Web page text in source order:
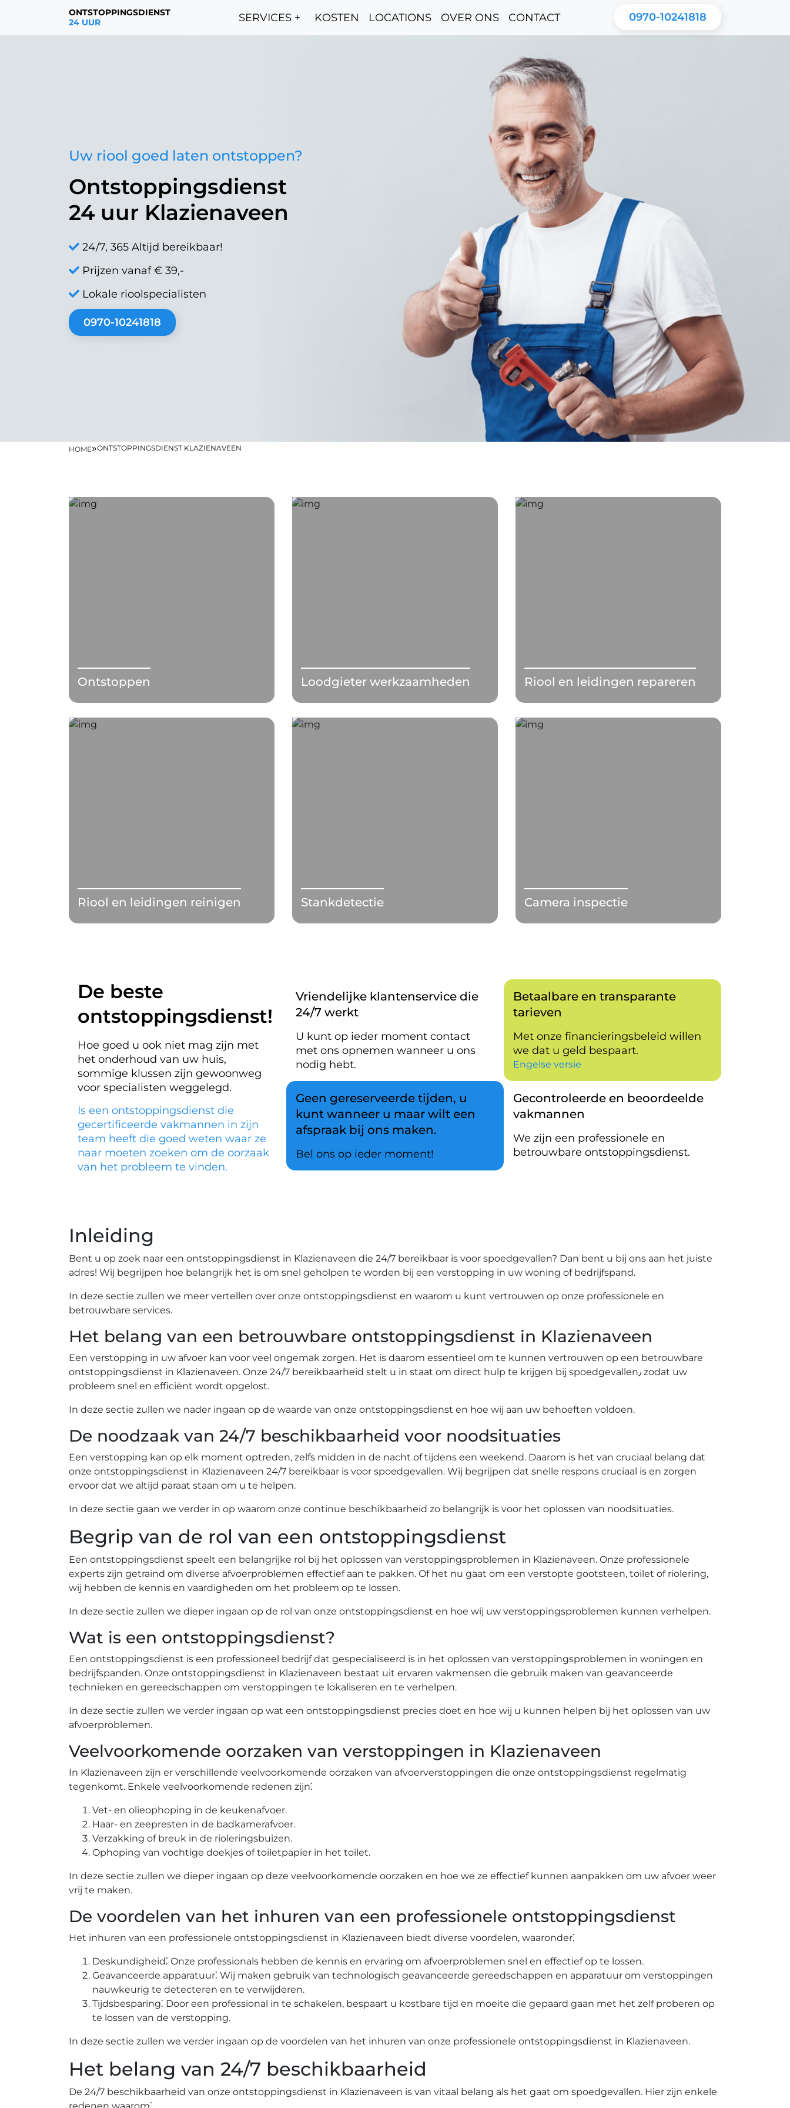
ONTSTOPPINGSDIENST
24 UUR
SERVICES + KOSTEN LOCATIONS OVER ONS CONTACT 0970-10241818
Uw riool goed laten ontstoppen?
Ontstoppingsdienst
24 uur Klazienaveen
24/7, 365 Altijd bereikbaar!
Prijzen vanaf € 39,-
Lokale rioolspecialisten
0970-10241818
HOME»ONTSTOPPINGSDIENST KLAZIENAVEEN
Ontstoppen Loodgieter werkzaamheden Riool en leidingen repareren
Riool en leidingen reinigen Stankdetectie Camera inspectie
De beste
ontstoppingsdienst!
Hoe goed u ook niet mag zijn met
het onderhoud van uw huis,
sommige klussen zijn gewoonweg
voor specialisten weggelegd.
Is een ontstoppingsdienst die
gecertificeerde vakmannen in zijn
team heeft die goed weten waar ze
naar moeten zoeken om de oorzaak
van het probleem te vinden.
Vriendelijke klantenservice die
24/7 werkt
U kunt op ieder moment contact
met ons opnemen wanneer u ons
nodig hebt.
Betaalbare en transparante
tarieven
Met onze financieringsbeleid willen
we dat u geld bespaart.
Engelse versie
Geen gereserveerde tijden, u
kunt wanneer u maar wilt een
afspraak bij ons maken.
Bel ons op ieder moment!
Gecontroleerde en beoordeelde
vakmannen
We zijn een professionele en
betrouwbare ontstoppingsdienst.
Inleiding
Bent u op zoek naar een ontstoppingsdienst in Klazienaveen die 24/7 bereikbaar is voor spoedgevallen?​ Dan bent u bij ons aan het juiste
adres!​ Wij begrijpen hoe belangrijk het is om snel geholpen te worden bij een verstopping in uw woning of bedrijfspand.​
In deze sectie zullen we meer vertellen over onze ontstoppingsdienst en waarom u kunt vertrouwen op onze professionele en
betrouwbare services.​
Het belang van een betrouwbare ontstoppingsdienst in Klazienaveen
Een verstopping in uw afvoer kan voor veel ongemak zorgen.​ Het is daarom essentieel om te kunnen vertrouwen op een betrouwbare
ontstoppingsdienst in Klazienaveen. Onze 24/7 bereikbaarheid stelt u in staat om direct hulp te krijgen bij spoedgevallen٫ zodat uw
probleem snel en efficiënt wordt opgelost.
In deze sectie zullen we nader ingaan op de waarde van onze ontstoppingsdienst en hoe wij aan uw behoeften voldoen.​
De noodzaak van 24/7 beschikbaarheid voor noodsituaties
Een verstopping kan op elk moment optreden, zelfs midden in de nacht of tijdens een weekend. Daarom is het van cruciaal belang dat
onze ontstoppingsdienst in Klazienaveen 24/7 bereikbaar is voor spoedgevallen. Wij begrijpen dat snelle respons cruciaal is en zorgen
ervoor dat we altijd paraat staan om u te helpen.​
In deze sectie gaan we verder in op waarom onze continue beschikbaarheid zo belangrijk is voor het oplossen van noodsituaties.​
Begrip van de rol van een ontstoppingsdienst
Een ontstoppingsdienst speelt een belangrijke rol bij het oplossen van verstoppingsproblemen in Klazienaveen. Onze professionele
experts zijn getraind om diverse afvoerproblemen effectief aan te pakken.​ Of het nu gaat om een verstopte gootsteen, toilet of riolering,
wij hebben de kennis en vaardigheden om het probleem op te lossen.​
In deze sectie zullen we dieper ingaan op de rol van onze ontstoppingsdienst en hoe wij uw verstoppingsproblemen kunnen verhelpen.​
Wat is een ontstoppingsdienst?
Een ontstoppingsdienst is een professioneel bedrijf dat gespecialiseerd is in het oplossen van verstoppingsproblemen in woningen en
bedrijfspanden.​ Onze ontstoppingsdienst in Klazienaveen bestaat uit ervaren vakmensen die gebruik maken van geavanceerde
technieken en gereedschappen om verstoppingen te lokaliseren en te verhelpen.​
In deze sectie zullen we verder ingaan op wat een ontstoppingsdienst precies doet en hoe wij u kunnen helpen bij het oplossen van uw
afvoerproblemen.​
Veelvoorkomende oorzaken van verstoppingen in Klazienaveen
In Klazienaveen zijn er verschillende veelvoorkomende oorzaken van afvoerverstoppingen die onze ontstoppingsdienst regelmatig
tegenkomt.​ Enkele veelvoorkomende redenen zijn⁚
Vet- en olieophoping in de keukenafvoer.​
Haar- en zeepresten in de badkamerafvoer.​
Verzakking of breuk in de rioleringsbuizen.​
Ophoping van vochtige doekjes of toiletpapier in het toilet.​
In deze sectie zullen we dieper ingaan op deze veelvoorkomende oorzaken en hoe we ze effectief kunnen aanpakken om uw afvoer weer
vrij te maken.​
De voordelen van het inhuren van een professionele ontstoppingsdienst
Het inhuren van een professionele ontstoppingsdienst in Klazienaveen biedt diverse voordelen, waaronder⁚
Deskundigheid⁚ Onze professionals hebben de kennis en ervaring om afvoerproblemen snel en effectief op te lossen.​
Geavanceerde apparatuur⁚ Wij maken gebruik van technologisch geavanceerde gereedschappen en apparatuur om verstoppingen
nauwkeurig te detecteren en te verwijderen.​
Tijdsbesparing⁚ Door een professional in te schakelen, bespaart u kostbare tijd en moeite die gepaard gaan met het zelf proberen op
te lossen van de verstopping.​
In deze sectie zullen we verder ingaan op de voordelen van het inhuren van onze professionele ontstoppingsdienst in Klazienaveen.​
Het belang van 24/7 beschikbaarheid
De 24/7 beschikbaarheid van onze ontstoppingsdienst in Klazienaveen is van vitaal belang als het gaat om spoedgevallen. Hier zijn enkele